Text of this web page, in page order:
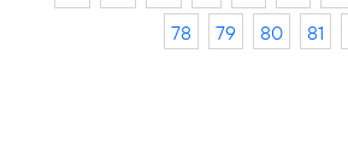
78
79 80 81